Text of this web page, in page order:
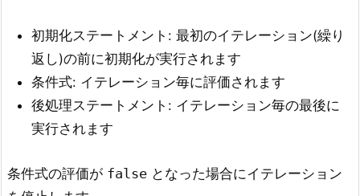
初期化ステートメント: 最初のイテレーション(繰り
返し)の前に初期化が実行されます
条件式: イテレーション毎に評価されます
後処理ステートメント: イテレーション毎の最後に
実行されます
条件式の評価が false となった場合にイテレーション